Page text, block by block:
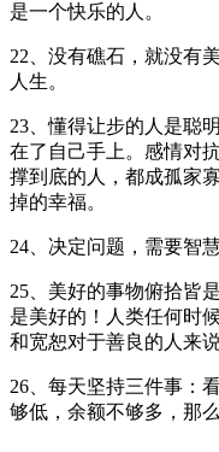
是一个快乐的人。
22、没有礁石，就没有
人生。
23、懂得让步的人是聪
在了自己手上。感情对
撑到底的人，都成孤家
掉的幸福。
24、决定问题，需要智
25、美好的事物俯拾皆
是美好的！人类任何时
和宽恕对于善良的人来
26、每天坚持三件事：
够低，余额不够多，那